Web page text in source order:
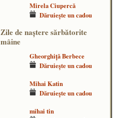
Mirela Ciupercă
Dăruieşte un cadou
Zile de naştere sărbătorite
mâine
Gheorghiță Berbece
Dăruieşte un cadou
Mihai Katin
Dăruieşte un cadou
mihai tin